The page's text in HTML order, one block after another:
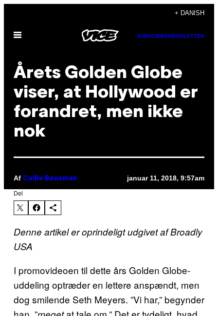
indhold
+ DANISH
Åbn
SUBSCRIBENEWSLETTER
Årets Golden Globe
viser, at Hollywood er
forandret, men ikke
nok
Af Callie Beusman januar 11, 2018, 9:57am
Del
Denne artikel er oprindeligt udgivet af Broadly
USA
I promovideoen til dette års Golden Globe-
uddeling optræder en lettere anspændt, men
dog smilende Seth Meyers. ”Vi har,” begynder